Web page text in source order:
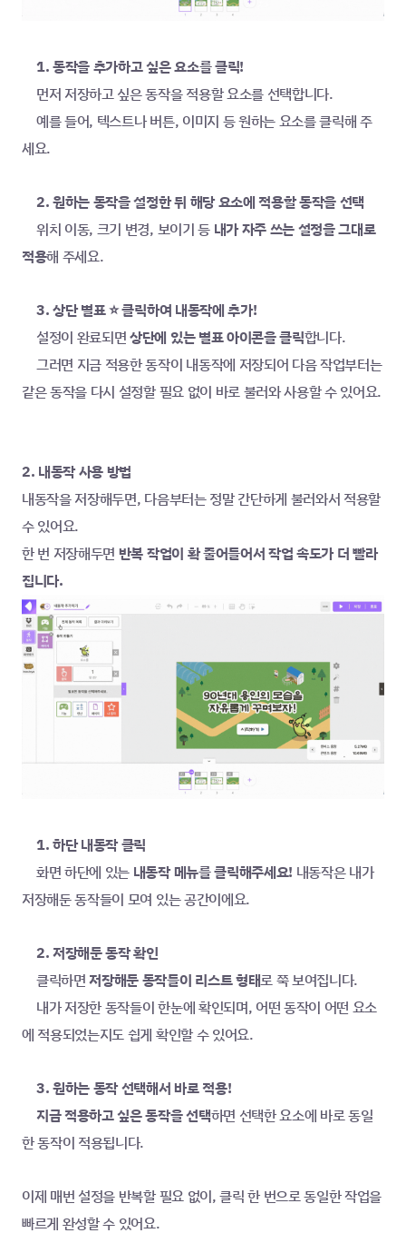
	1. 동작을 추가하고 싶은 요소를 클릭!
	먼저 저장하고 싶은 동작을 적용할 요소를 선택합니다.
세요.
2. 원하는 동작을 설정한 뒤 해당 요소에 적용할 동작을 선택
	위치 이동, 크기 변경, 보이기 등
내가 자주 쓰는 설정을 그대로
적용해 주세요.
	3. 상단 별표 ⭐️ 클릭하여 내동작에 추가!
	설정이 완료되면
상단에 있는 별표 아이콘을 클릭합니다.
같은 동작을 다시 설정할 필요 없이 바로 불러와 사용할 수 있어요.
2. 내동작 사용 방법
내동작을 저장해두면, 다음부터는 정말 간단하게 불러와서 적용할
수 있어요.
한 번 저장해두면 반복 작업이 확 줄어들어서 작업 속도가 더 빨라
집니다.
	1. 하단 내동작 클릭
화면 하단에 있는 내동작 메뉴를 클릭해주세요! 내동작은 내가
저장해둔 동작들이 모여 있는 공간이에요.
	2. 저장해둔 동작 확인
	클릭하면
저장해둔 동작들이 리스트 형태로 쭉 보여집니다.
에 적용되었는지도 쉽게 확인할 수 있어요.
	3. 원하는 동작 선택해서 바로 적용!
지금 적용하고 싶은 동작을 선택하면 선택한 요소에 바로 동일
이제 매번 설정을 반복할 필요 없이, 클릭 한 번으로 동일한 작업을
빠르게 완성할 수 있어요.